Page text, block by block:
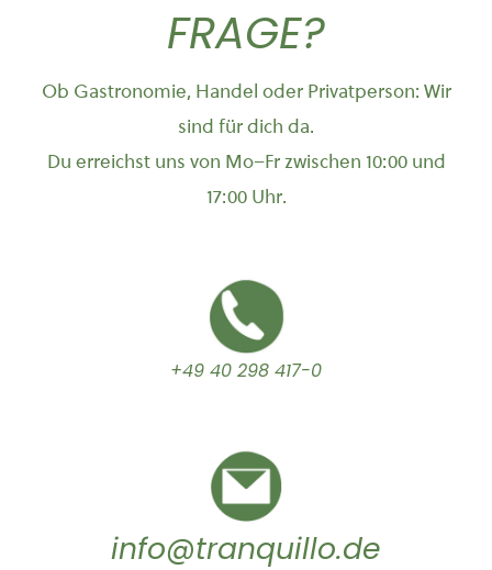
FRAGE?
Ob Gastronomie, Handel oder Privatperson: Wir
sind für dich da.
Du erreichst uns von Mo–Fr zwischen 10:00 und
17:00 Uhr.
+49 40 298 417-0
info@tranquillo.de